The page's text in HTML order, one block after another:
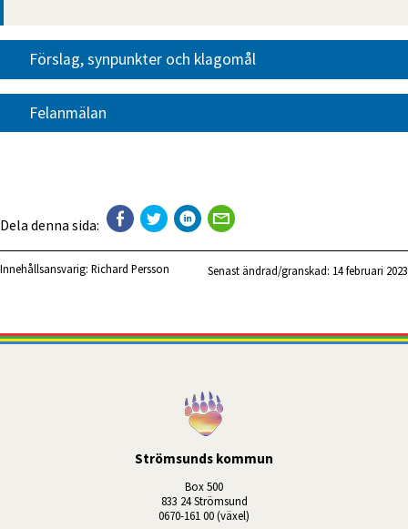
Förslag, synpunkter och klagomål
Felanmälan
Dela denna sida:
Innehållsansvarig: Richard Persson Senast ändrad/granskad: 14 februari 2023
Strömsunds kommun
Box 500
833 24 Strömsund
0670-161 00 (växel)